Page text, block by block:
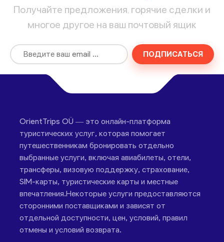
Получайте предложения, горячие сделки и
многое другое на ваш почтовый ящик
ПОДПИСАТЬСЯ
OrientTrips OÜ — это онлайн-платформа
туристических услуг, которая помогает
путешественникам бронировать отдельно
выбранные услуги, включая авиабилеты, отели,
трансферы, визовую поддержку, страхование,
SIM-карты, туристические карты и местные
впечатления.Некоторые услуги предоставляются
сторонними поставщиками и зависят от
отдельной доступности, цен, условий, правил
отмены и условий возврата.